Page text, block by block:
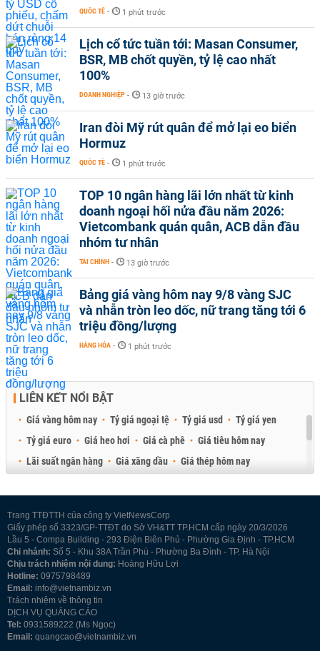
QUỐC TẾ - 1 phút trước
Lịch cổ tức tuần tới: Masan Consumer,
BSR, MB chốt quyền, tỷ lệ cao nhất
100%
DOANH NGHIỆP - 13 giờ trước
Iran đòi Mỹ rút quân để mở lại eo biển
Hormuz
QUỐC TẾ - 1 phút trước
TOP 10 ngân hàng lãi lớn nhất từ kinh
doanh ngoại hối nửa đầu năm 2026:
Vietcombank quán quân, ACB dẫn đầu
nhóm tư nhân
TÀI CHÍNH - 13 giờ trước
Bảng giá vàng hôm nay 9/8 vàng SJC
và nhẫn tròn leo dốc, nữ trang tăng tới 6
triệu đồng/lượng
HÀNG HÓA - 1 phút trước
LIÊN KẾT NỔI BẬT
Giá vàng hôm nay Tỷ giá ngoại tệ Tỷ giá usd
Tỷ giá yen
Tỷ giá euro
Giá heo hơi Giá cà phê
Giá tiêu hôm nay
Lãi suất ngân hàng
Giá xăng dầu
Giá thép hôm nay
Trang TTĐTTH của công ty VietNewsCorp
Giấy phép số 3323/GP-TTĐT do Sở VH&TT TP.HCM cấp ngày 20/3/2026
Lầu 5 - Compa Building - 293 Điện Biên Phủ - Phường Gia Định - TP.HCM
Chi nhánh: Số 5 - Khu 38A Trần Phú - Phường Ba Đình - TP. Hà Nội
Chịu trách nhiệm nội dung: Hoàng Hữu Lợi
Hotline: 0975798489
Email: info@vietnambiz.vn
Trách nhiệm về thông tin
DỊCH VỤ QUẢNG CÁO
Tel: 0931589222 (Ms Ngọc)
Email: quangcao@vietnambiz.vn